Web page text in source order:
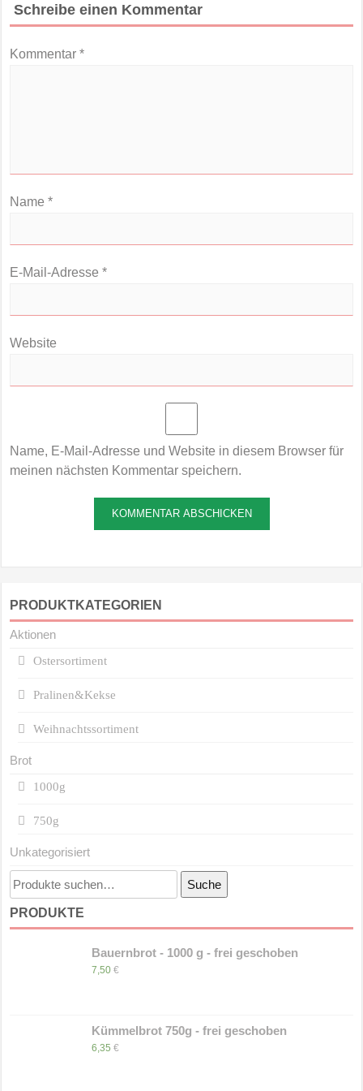
Schreibe einen Kommentar
Kommentar*
Name*
E-Mail-Adresse*
Website
Name, E-Mail-Adresse und Website in diesem Browser für
meinen nächsten Kommentar speichern.
PRODUKTKATEGORIEN
Aktionen
Ostersortiment
Pralinen&Kekse
Weihnachtssortiment
Brot
1000g
750g
Unkategorisiert
Suche
nach:
Suche
PRODUKTE
Bauernbrot - 1000 g - frei geschoben
7,50€
Kümmelbrot 750g - frei geschoben
6,35€